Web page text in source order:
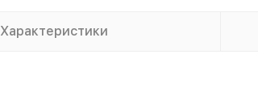
Характеристики